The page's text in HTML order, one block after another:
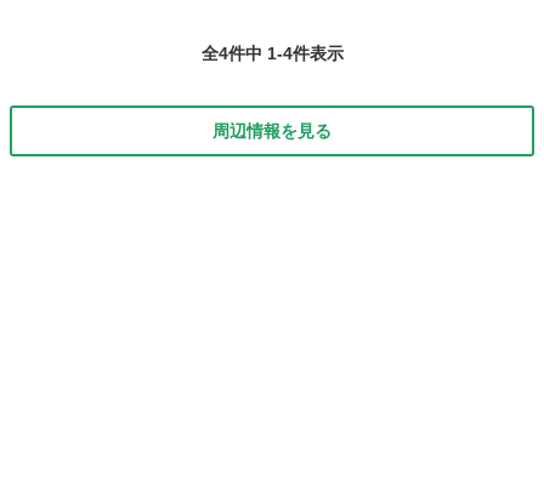
全4件中 1-4件表示
周辺情報を見る